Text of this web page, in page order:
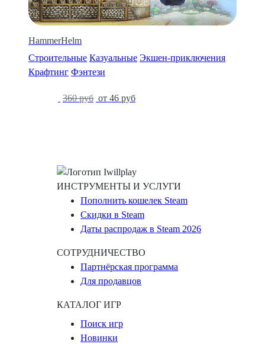
HammerHelm
Строительные Казуальные Экшен-приключения
Крафтинг Фэнтези
360 руб от 46 руб
ИНСТРУМЕНТЫ И УСЛУГИ
Пополнить кошелек Steam
Скидки в Steam
Даты распродаж в Steam 2026
СОТРУДНИЧЕСТВО
Партнёрская программа
Для продавцов
КАТАЛОГ ИГР
Поиск игр
Новинки